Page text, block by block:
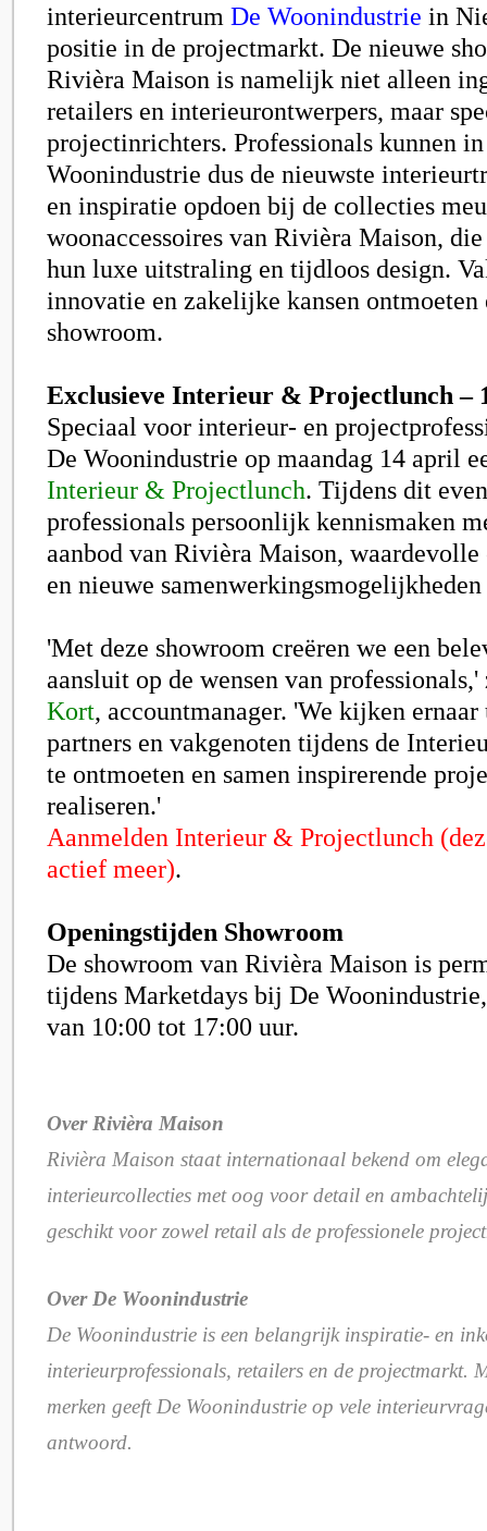
interieurcentrum De Woonindustrie in
positie in de projectmarkt. De nieuwe
Rivièra Maison is namelijk niet alleen
retailers en interieurontwerpers, maar
projectinrichters. Professionals kunnen
Woonindustrie dus de nieuwste
en inspiratie opdoen bij de collecties
woonaccessoires van Rivièra Maison,
hun luxe uitstraling en tijdloos design.
innovatie en zakelijke kansen ontmoeten
showroom.
Exclusieve Interieur & Projectlunch –
Speciaal voor interieur- en
De Woonindustrie op maandag 14 april
Interieur & Projectlunch. Tijdens dit
professionals persoonlijk kennismaken
aanbod van Rivièra Maison, waardevolle
en nieuwe
'Met deze showroom creëren we een
aansluit op de wensen van
Kort, accountmanager. 'We kijken
partners en vakgenoten tijdens de
te ontmoeten en samen inspirerende
realiseren.'
Aanmelden Interieur & Projectlunch
actief meer).
Openingstijden Showroom
De showroom van Rivièra Maison is
tijdens Marketdays bij De
van 10:00 tot 17:00 uur.
Over Rivièra Maison
Rivièra Maison staat internationaal bekend om
interieurcollecties met oog voor detail en
geschikt voor zowel retail als de professionele
Over De Woonindustrie
De Woonindustrie is een belangrijk inspiratie- en
interieurprofessionals, retailers en de projectmarkt.
merken geeft De Woonindustrie op vele
antwoord.